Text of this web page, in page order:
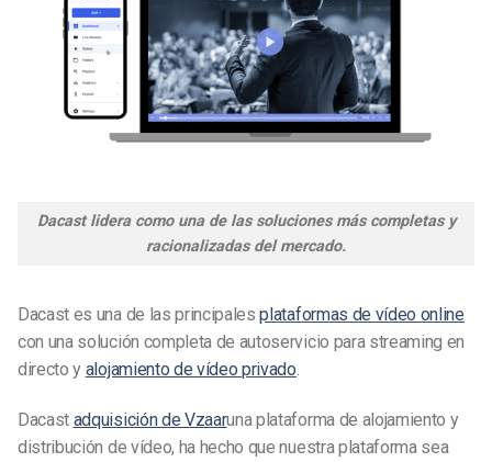
Dacast lidera como una de las soluciones más completas y
racionalizadas del mercado.
Dacast es una de las principalesplataformas de vídeo online
con una solución completa de autoservicio para streaming en
directo y alojamiento de vídeo privado
Dacast adquisición de Vzaaruna plataforma de alojamiento y
distribución de vídeo, ha hecho que nuestra plataforma sea